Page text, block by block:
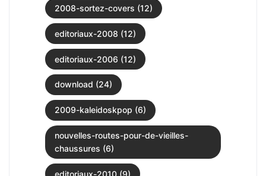
2008-sortez-covers (12)
editoriaux-2008 (12)
editoriaux-2006 (12)
download (24)
2009-kaleidoskpop (6)
nouvelles-routes-pour-de-vieilles-
chaussures (6)
editoriaux-2010 (9)